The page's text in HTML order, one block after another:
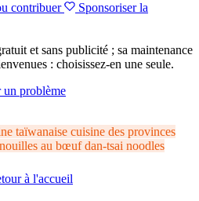
contribuer
Sponsoriser la
et sans publicité ; sa maintenance
: choisissez-en une seule.
un problème
taïwanaise cuisine des provinces
nouilles au bœufdan-tsai noodles
à l'accueil